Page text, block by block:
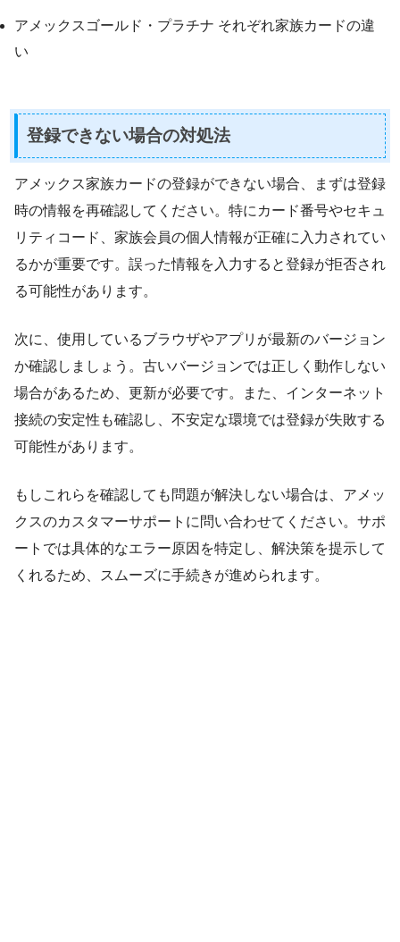
アメックスゴールド・プラチナ それぞれ家族カードの違
い
登録できない場合の対処法
アメックス家族カードの登録ができない場合、まずは登録
時の情報を再確認してください。特にカード番号やセキュ
リティコード、家族会員の個人情報が正確に入力されてい
るかが重要です。誤った情報を入力すると登録が拒否され
る可能性があります。
次に、使用しているブラウザやアプリが最新のバージョン
か確認しましょう。古いバージョンでは正しく動作しない
場合があるため、更新が必要です。また、インターネット
接続の安定性も確認し、不安定な環境では登録が失敗する
可能性があります。
もしこれらを確認しても問題が解決しない場合は、アメッ
クスのカスタマーサポートに問い合わせてください。サポ
ートでは具体的なエラー原因を特定し、解決策を提示して
くれるため、スムーズに手続きが進められます。